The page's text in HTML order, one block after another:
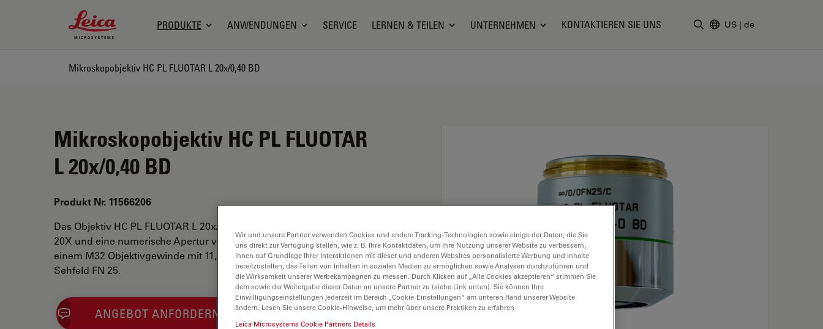
Leica Microsystems Logo
PRODUKTE ANWENDUNGEN SERVICE LERNEN & TEILEN UNTERNEHMEN KONTAKTIEREN SIE UNS US | de
Mikroskopobjektiv HC PL FLUOTAR L 20x/0,40 BD
Mikroskopobjektiv HC PL FLUOTAR
L 20x/0,40 BD
Produkt Nr. 11566206
Das Objektiv HC PL FLUOTAR L 20x/0,40 BD hat eine Vergrößerung von
20X und eine numerische Apertur von 0,4. Für Trockenimmersion, mit
einem M32 Objektivgewinde mit 11,1 mm freiem Arbeitsabstand und
Sehfeld FN 25.
ANGEBOT ANFORDERN
Wir und unsere Partner verwenden Cookies und andere Tracking-Technologien sowie einige der Daten, die Sie
uns direkt zur Verfügung stellen, wie z. B. Ihre Kontaktdaten, um Ihre Nutzung unserer Website zu verbessern,
Ihnen auf Grundlage Ihrer Interaktionen mit dieser und anderen Websites personalisierte Werbung und Inhalte
bereitzustellen, das Teilen von Inhalten in sozialen Medien zu ermöglichen sowie Analysen durchzuführen und
die Wirksamkeit unserer Werbekampagnen zu messen. Durch Klicken auf „Alle Cookies akzeptieren“ stimmen Sie
dem sowie der Weitergabe dieser Daten an unsere Partner zu (siehe Link unten). Sie können Ihre
Einwilligungseinstellungen jederzeit im Bereich „Cookie-Einstellungen“ am unteren Rand unserer Website
ändern. Lesen Sie unsere Cookie-Hinweise, um mehr über unsere Praktiken zu erfahren
Leica Microsystems Cookie Partners Details